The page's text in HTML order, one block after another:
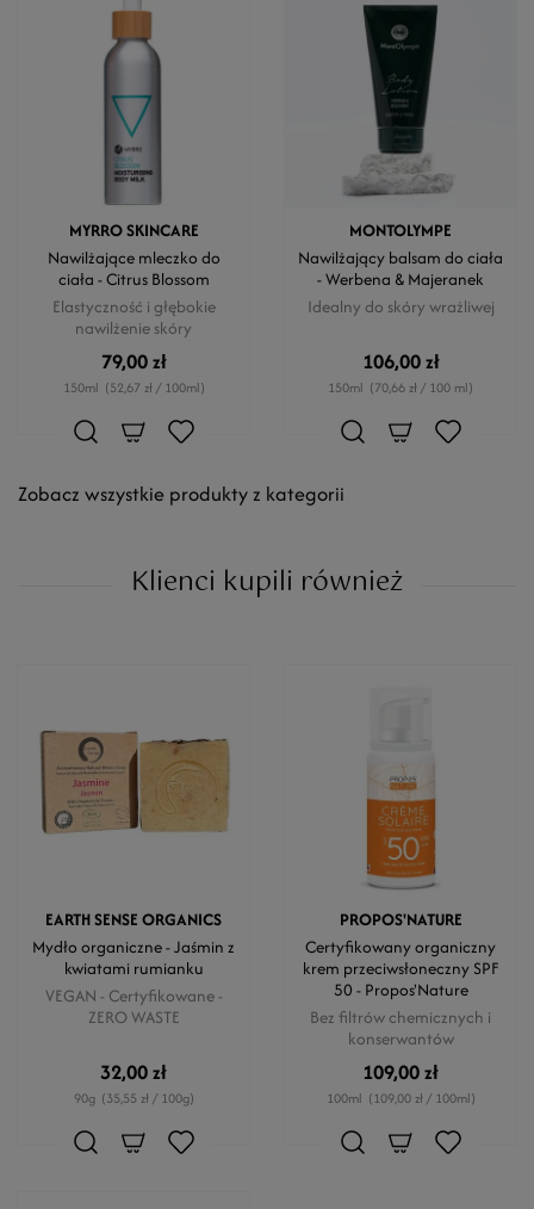
MYRRO SKINCARE
Nawilżające mleczko do
ciała - Citrus Blossom
Elastyczność i głębokie
nawilżenie skóry
79,00 zł
150ml (52,67 zł / 100ml)
MONTOLYMPE
Nawilżający balsam do ciała
- Werbena & Majeranek
Idealny do skóry wrażliwej
106,00 zł
150ml (70,66 zł / 100 ml)
Zobacz wszystkie produkty z kategorii
Klienci kupili również
EARTH SENSE ORGANICS
Mydło organiczne - Jaśmin z
kwiatami rumianku
VEGAN - Certyfikowane -
ZERO WASTE
32,00 zł
90g (35,55 zł / 100g)
PROPOS'NATURE
Certyfikowany organiczny
krem ​​przeciwsłoneczny SPF
50 - Propos'Nature
Bez filtrów chemicznych i
konserwantów
109,00 zł
100ml (109,00 zł / 100ml)